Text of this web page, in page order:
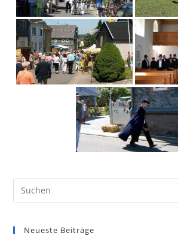
Neueste Beiträge